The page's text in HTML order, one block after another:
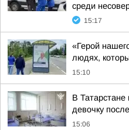
среди
15:17
«Герой
людях,
15:10
В
девочку
15:06